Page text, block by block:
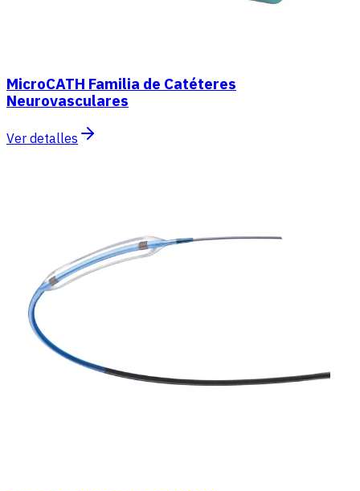
MicroCATH Familia de Catéteres
Neurovasculares
Ver detalles